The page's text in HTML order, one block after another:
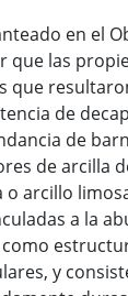
en el
que las
que
de
de
de arcilla
arcillo
a la
y